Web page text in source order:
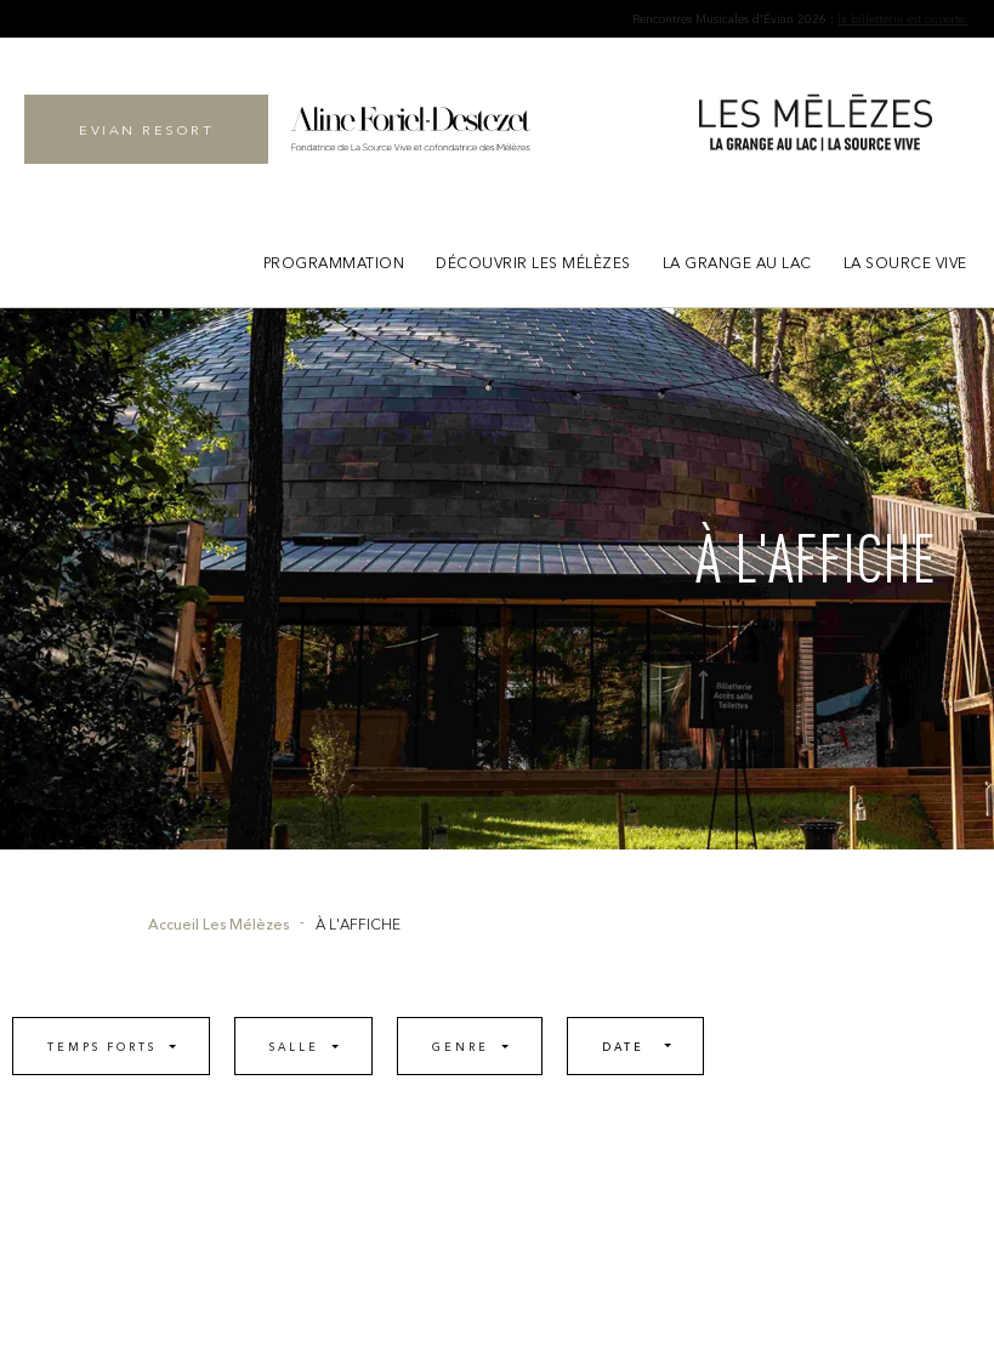
Rencontres Musicales d'Évian 2026 : la billetterie est ouverte.
EVIAN RESORT
PROGRAMMATION DÉCOUVRIR LES MÉLÈZES LA GRANGE AU LAC LA SOURCE VIVE
À L'AFFICHE
Accueil Les Mélèzes À L'AFFICHE
TEMPS FORTS SALLE GENRE